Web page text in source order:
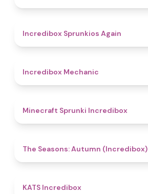
Incredibox Sprunkios Again
Incredibox Mechanic
Minecraft Sprunki Incredibox
The Seasons: Autumn (Incredibox)
KATS Incredibox